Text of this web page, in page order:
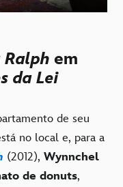
Ralph em
da Lei
de seu
no local e, para a
(2012), Wynnchel
de donuts,